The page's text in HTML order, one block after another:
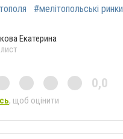
#мелітопольські ринки
Екатерина
0,0
, щоб оцінити